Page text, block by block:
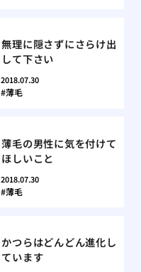
無理に隠さずにさらけ出
して下さい
2018.07.30
薄毛
薄毛の男性に気を付けて
ほしいこと
2018.07.30
薄毛
かつらはどんどん進化し
ています